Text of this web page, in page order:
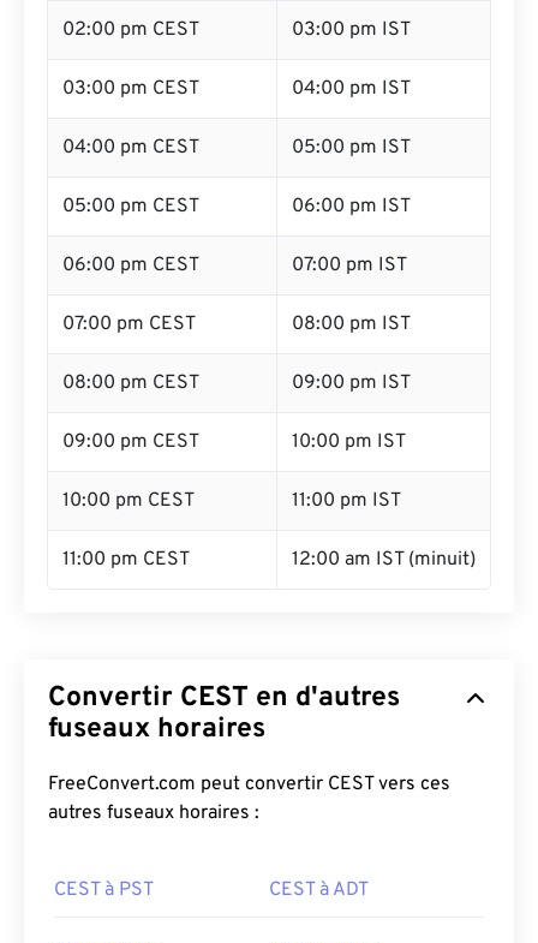
02:00 pm CEST 03:00 pm IST
03:00 pm CEST 04:00 pm IST
04:00 pm CEST 05:00 pm IST
05:00 pm CEST 06:00 pm IST
06:00 pm CEST 07:00 pm IST
07:00 pm CEST 08:00 pm IST
08:00 pm CEST 09:00 pm IST
09:00 pm CEST 10:00 pm IST
10:00 pm CEST 11:00 pm IST
11:00 pm CEST 12:00 am IST (minuit)
Convertir CEST en d'autres
fuseaux horaires
FreeConvert.com peut convertir CEST vers ces
autres fuseaux horaires :
CEST à PST CEST à ADT